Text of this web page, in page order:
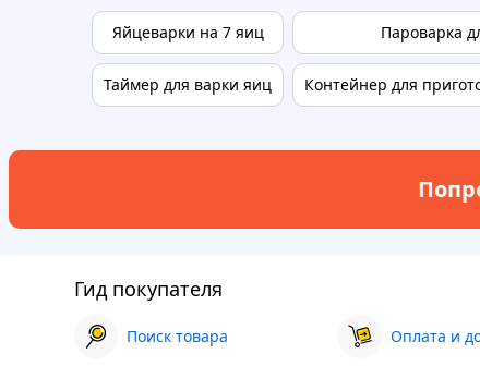
Яйцеварки на 7 яиц
Таймер для варки яиц
Пароварка
Контейнер для
Гид покупателя
Поиск товара Оплата и